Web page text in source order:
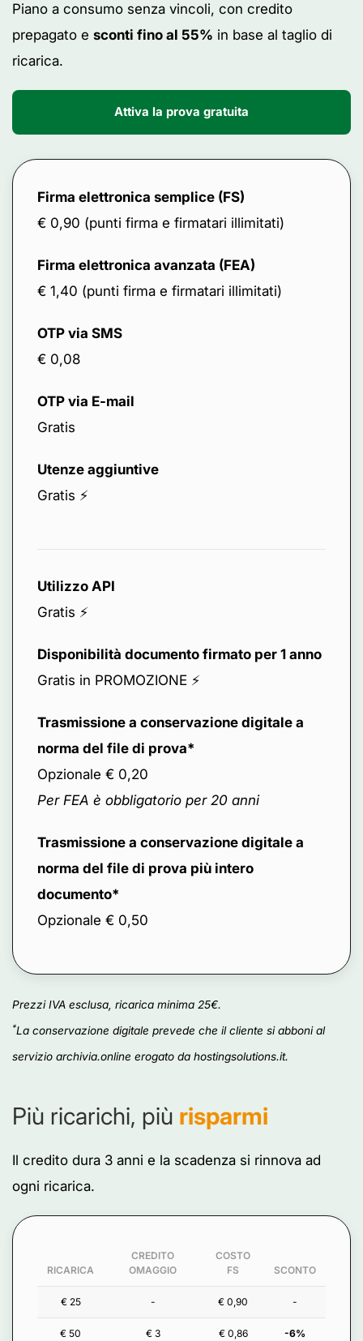
Piano a consumo senza vincoli, con credito
prepagato e sconti fino al 55% in base al taglio di
ricarica.
Attiva la prova gratuita
Firma elettronica semplice (FS)
€ 0,90 (punti firma e firmatari illimitati)
Firma elettronica avanzata (FEA)
€ 1,40 (punti firma e firmatari illimitati)
OTP via SMS
€ 0,08
OTP via E-mail
Gratis
Utenze aggiuntive
Gratis ⚡️
Utilizzo API
Gratis ⚡️
Disponibilità documento firmato per 1 anno
Gratis in PROMOZIONE ⚡️
Trasmissione a conservazione digitale a
norma del file di prova*
Opzionale € 0,20
Per FEA è obbligatorio per 20 anni
Trasmissione a conservazione digitale a
norma del file di prova più intero
documento*
Opzionale € 0,50
Prezzi IVA esclusa, ricarica minima 25€.
*La conservazione digitale prevede che il cliente si abboni al
servizio archivia.online erogato da hostingsolutions.it.
Più ricarichi, più risparmi
Il credito dura 3 anni e la scadenza si rinnova ad
ogni ricarica.
RICARICA
CREDITO
OMAGGIO
COSTO
FS
SCONTO
€ 25 - € 0,90 -
€ 50 € 3 € 0,86 -6%